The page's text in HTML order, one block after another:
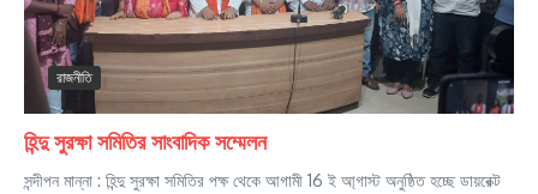
রাজনীতি
হিন্দু সুরক্ষা সমিতির সাংবাদিক সম্মেলন
সন্দীপন মান্না : হিন্দু সুরক্ষা সমিতির পক্ষ থেকে আগামী 16 ই আ্গাস্ট অনুষ্ঠিত হচ্ছে ডায়রেক্ট